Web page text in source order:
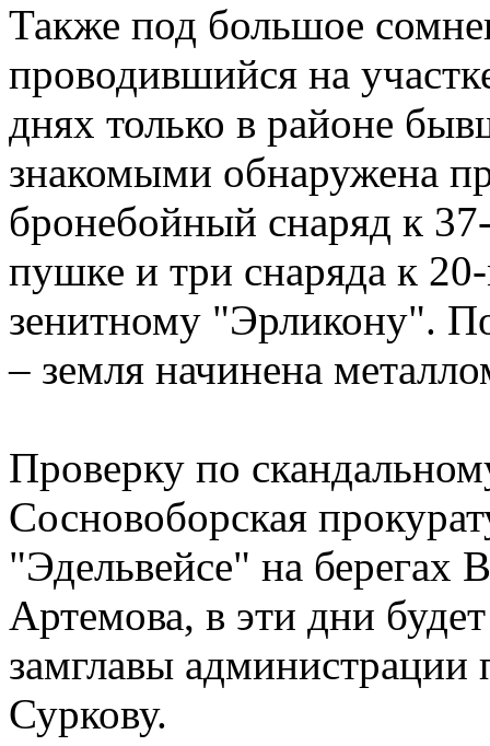
Также под большое
проводившийся на
днях только в районе
знакомыми обнаружена
бронебойный снаряд к
пушке и три снаряда к
зенитному "Эрликону".
– земля начинена
Проверку по
Сосновоборская
"Эдельвейсе" на берегах
Артемова, в эти дни
замглавы администрации
Суркову.